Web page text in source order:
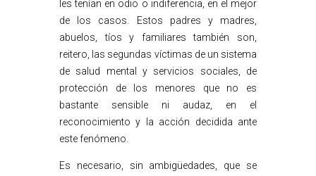
les tenían en odio o indiferencia, en el mejor
de los casos. Estos padres y madres,
abuelos, tíos y familiares también son,
reitero, las segundas víctimas de un sistema
de salud mental y servicios sociales, de
protección de los menores que no es
bastante sensible ni audaz, en el
reconocimiento y la acción decidida ante
este fenómeno.
Es necesario, sin ambigüedades, que se